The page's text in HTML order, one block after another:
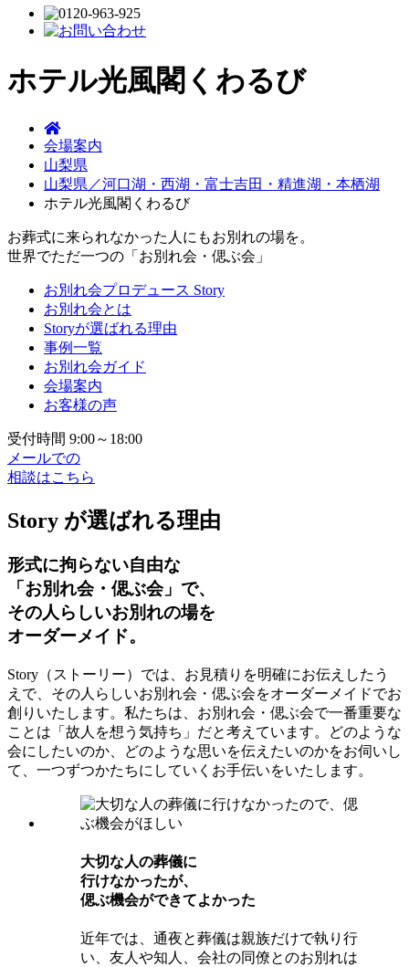
ホテル光風閣くわるび
会場案内
山梨県
山梨県／河口湖・西湖・富士吉田・精進湖・本栖湖
ホテル光風閣くわるび
お葬式に来られなかった人にもお別れの場を。
世界でただ一つの「お別れ会・偲ぶ会」
お別れ会プロデュース Story
お別れ会とは
Storyが選ばれる理由
事例一覧
お別れ会ガイド
会場案内
お客様の声
受付時間 9:00～18:00
メールでの
相談はこちら
Story が選ばれる理由
形式に拘らない自由な
「お別れ会・偲ぶ会」で、
その人らしいお別れの場を
オーダーメイド。
Story（ストーリー）では、お見積りを明確にお伝えしたう
えで、その人らしいお別れ会・偲ぶ会をオーダーメイドでお
創りいたします。私たちは、お別れ会・偲ぶ会で一番重要な
ことは「故人を想う気持ち」だと考えています。どのような
会にしたいのか、どのような思いを伝えたいのかをお伺いし
て、一つずつかたちにしていくお手伝いをいたします。
⼤切な⼈の葬儀に
⾏けなかったが、
偲ぶ機会ができてよかった
近年では、通夜と葬儀は親族だけで執り行
い、友人や知人、会社の同僚とのお別れは